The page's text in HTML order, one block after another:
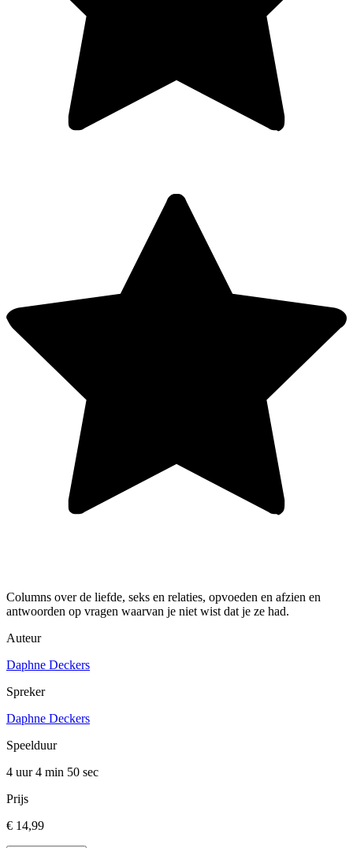
Columns over de liefde, seks en relaties, opvoeden en afzien en
antwoorden op vragen waarvan je niet wist dat je ze had.
Auteur
Daphne Deckers
Spreker
Daphne Deckers
Speelduur
4 uur 4 min 50 sec
Prijs
€ 14,99